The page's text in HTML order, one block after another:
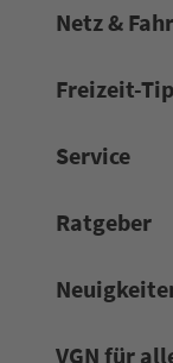
Netz &
Frei­zeit-
Service
Rat­ge­ber
VGN für